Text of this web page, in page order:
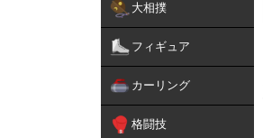
大相撲
フィギュア
カーリング
格闘技